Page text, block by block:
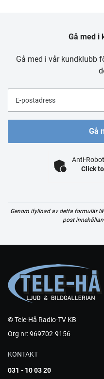
Gå med i
Gå med i vår kundklubb
E-postadress
Gå
Anti-
Click
Genom ifyllnad av detta formulär
post
© Tele-Hå Radio-TV KB
Org nr: 969702-9156
KONTAKT
031 - 10 03 20